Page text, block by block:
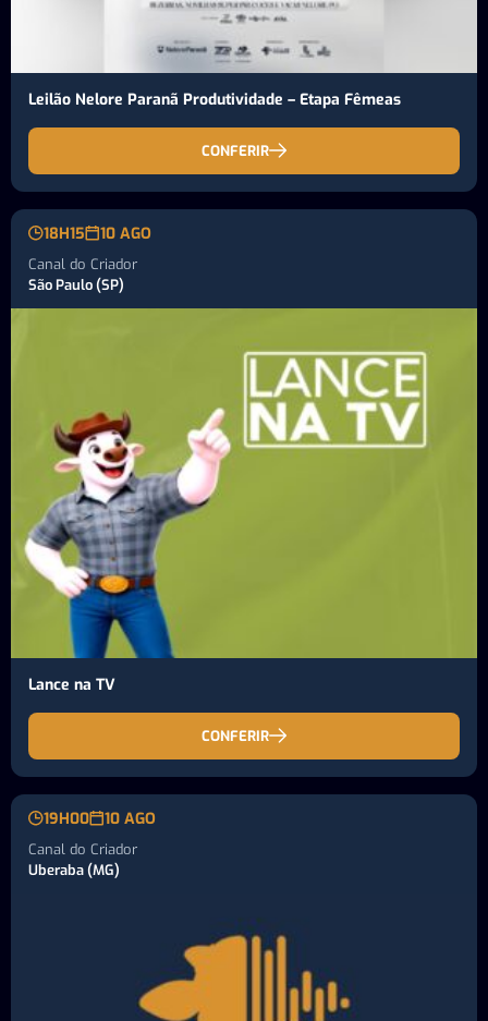
Leilão Nelore Paranã Produtividade – Etapa Fêmeas
CONFERIR
18H15 10 AGO
Canal do Criador
São Paulo (SP)
Lance na TV
CONFERIR
19H00 10 AGO
Canal do Criador
Uberaba (MG)